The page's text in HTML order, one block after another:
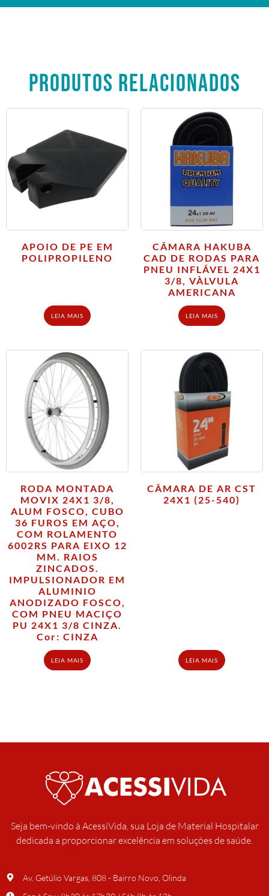
PRODUTOS RELACIONADOS
APOIO DE PE EM
POLIPROPILENO
LEIA MAIS
CÂMARA HAKUBA
CAD DE RODAS PARA
PNEU INFLÁVEL 24X1
3/8, VÀLVULA
AMERICANA
LEIA MAIS
RODA MONTADA
MOVIX 24X1 3/8,
ALUM FOSCO, CUBO
36 FUROS EM AÇO,
COM ROLAMENTO
6002RS PARA EIXO 12
MM. RAIOS
ZINCADOS.
IMPULSIONADOR EM
ALUMINIO
ANODIZADO FOSCO,
COM PNEU MACIÇO
PU 24X1 3/8 CINZA.
Cor: CINZA
LEIA MAIS
CÂMARA DE AR CST
24X1 (25-540)
LEIA MAIS
Seja bem-vindo à AcessiVida, sua Loja de Material Hospitalar
dedicada a proporcionar excelência em soluções de saúde.
Av. Getúlio Vargas, 808 - Bairro Novo, Olinda